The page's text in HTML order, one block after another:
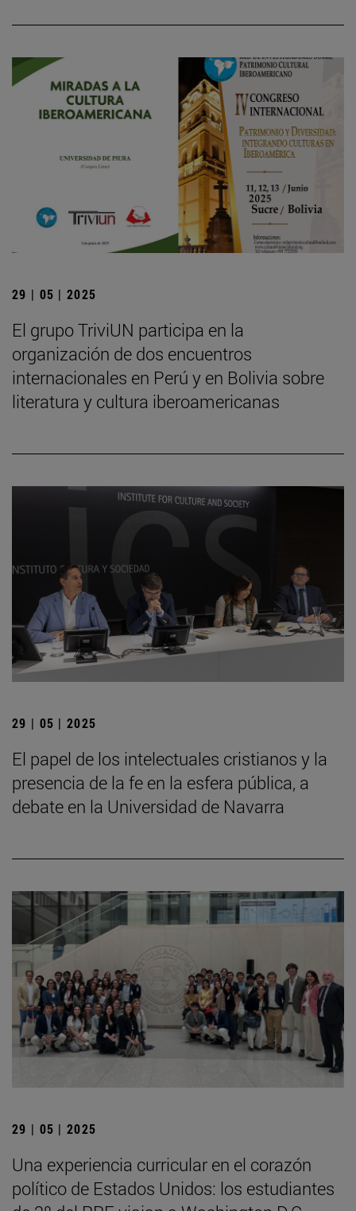
29 | 05 | 2025
El grupo TriviUN participa en la
organización de dos encuentros
internacionales en Perú y en Bolivia sobre
literatura y cultura iberoamericanas
29 | 05 | 2025
El papel de los intelectuales cristianos y la
presencia de la fe en la esfera pública, a
debate en la Universidad de Navarra
29 | 05 | 2025
Una experiencia curricular en el corazón
político de Estados Unidos: los estudiantes